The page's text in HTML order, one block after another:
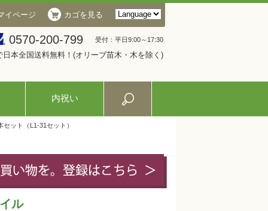
イページ カゴを見る
0570-200-799 受付：平日9:00～17:30
本全国送料無料！(オリーブ苗木・木を除く)
内祝い
ット（L1-31セット）
ル